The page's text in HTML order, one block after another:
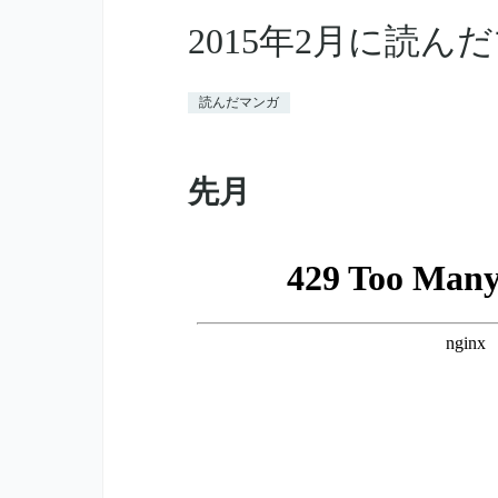
2015年2月に読ん
読んだマンガ
先月